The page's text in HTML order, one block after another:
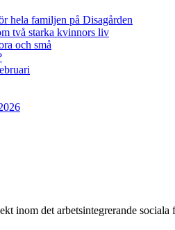
hela familjen på Disagården
två starka kvinnors liv
och små
inom det arbetsintegrerande sociala